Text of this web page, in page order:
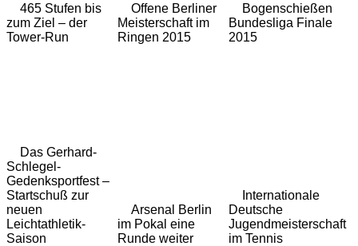
465 Stufen bis
zum Ziel – der
Tower-Run
Offene Berliner
Meisterschaft im
Ringen 2015
Bogenschießen
Bundesliga Finale
2015
Das Gerhard-
Schlegel-
Gedenksportfest –
Startschuß zur
neuen
Leichtathletik-
Saison
Arsenal Berlin
im Pokal eine
Runde weiter
Internationale
Deutsche
Jugendmeisterschaft
im Tennis